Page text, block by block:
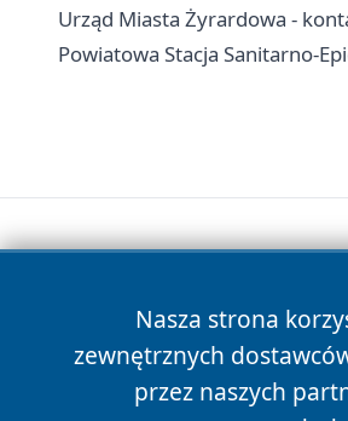
Urząd Miasta Żyrardowa -
Powiatowa Stacja Sanitarno-
Nasza strona
zewnętrznych
przez naszych